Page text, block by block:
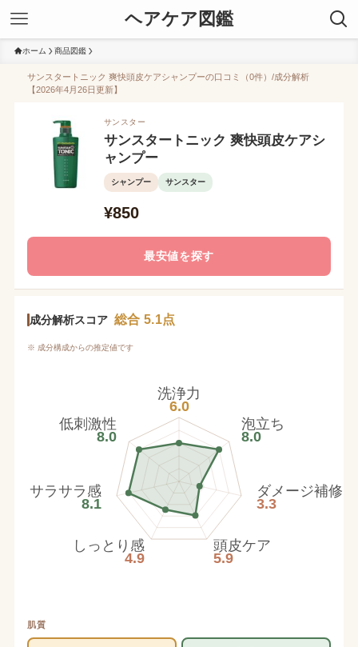
ヘアケア図鑑
ホーム 商品図鑑
サンスタートニック 爽快頭皮ケアシャンプーの口コミ（0件）/成分解析
【2026年4月26日更新】
サンスター
サンスタートニック 爽快頭皮ケアシ
ャンプー
シャンプー サンスター
¥850
最安値を探す
成分解析スコア 総合 5.1点
※ 成分構成からの推定値です
洗浄力
6.0
泡立ち
8.0
ダメージ補修
3.3
頭皮ケア
5.9
しっとり感
4.9
サラサラ感
8.1
低刺激性
8.0
肌質